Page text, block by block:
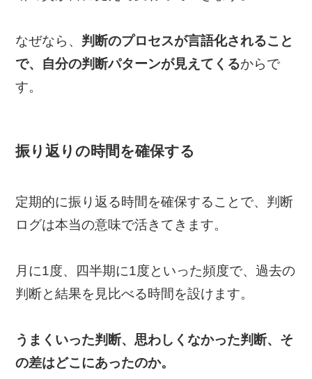
なぜなら、 判断のプロセスが言語化されること
で、自分の判断パターンが見えてくるからで
す。
振り返りの時間を確保する
定期的に振り返る時間を確保することで、判断
ログは本当の意味で活きてきます。
月に1度、四半期に1度といった頻度で、過去の
判断と結果を見比べる時間を設けます。
うまくいった判断、思わしくなかった判断、そ
の差はどこにあったのか。